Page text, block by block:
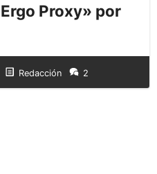
Proxy» por
Redacción 2